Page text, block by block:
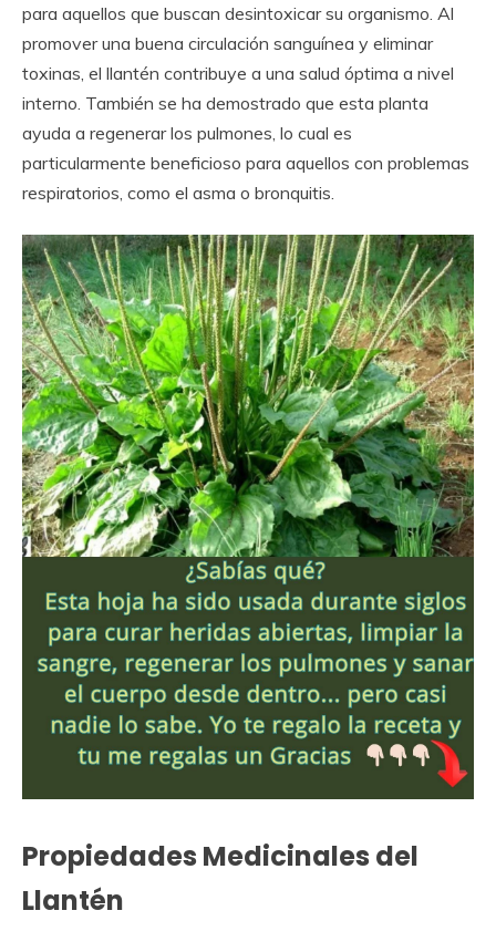
para aquellos que buscan desintoxicar su organismo. Al
promover una buena circulación sanguínea y eliminar
toxinas, el llantén contribuye a una salud óptima a nivel
interno. También se ha demostrado que esta planta
ayuda a regenerar los pulmones, lo cual es
particularmente beneficioso para aquellos con problemas
respiratorios, como el asma o bronquitis.
Propiedades Medicinales del
Llantén